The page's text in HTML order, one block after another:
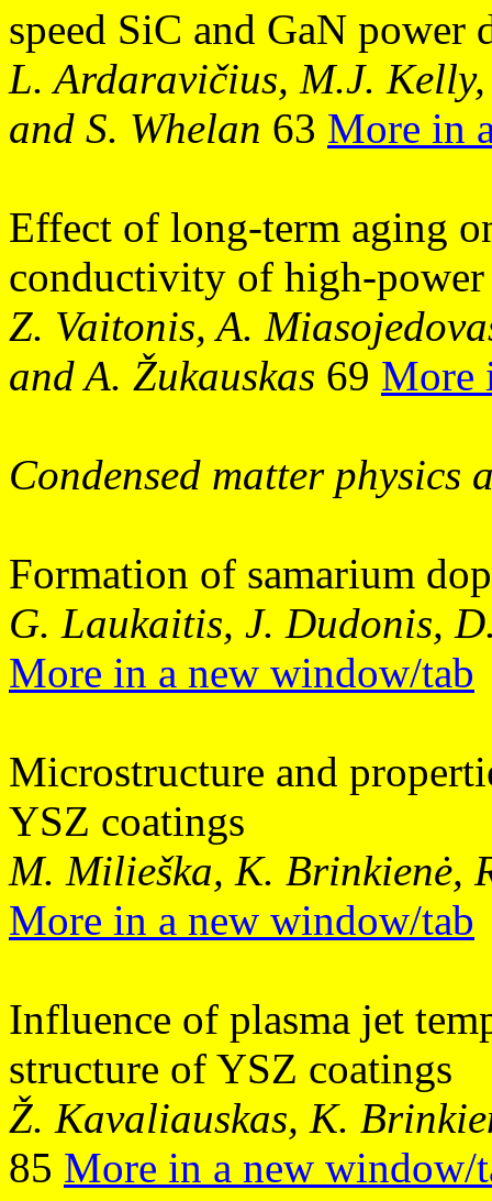
speed SiC and GaN power
L. Ardaravičius, M.J.
and S. Whelan 63 More in
Effect of long-term aging
conductivity of high-
Z. Vaitonis, A.
and A. Žukauskas 69 More
Condensed matter physics
Formation of samarium
G. Laukaitis, J. Dudonis,
More in a new window/tab
Microstructure and
YSZ coatings
M. Milieška, K. Brinkienė,
More in a new window/tab
Influence of plasma jet
structure of YSZ coatings
Ž. Kavaliauskas, K.
85 More in a new window/